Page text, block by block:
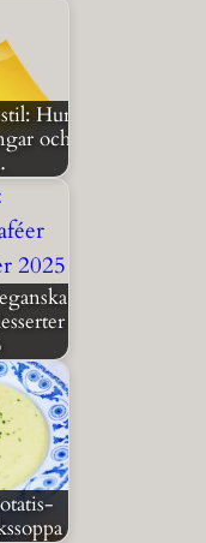
Hur
och